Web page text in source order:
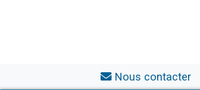
Nous contacter